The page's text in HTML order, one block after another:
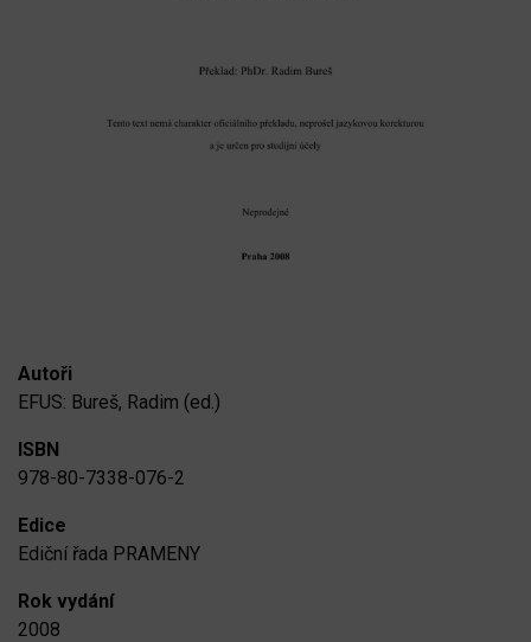
Autoři
EFUS: Bureš, Radim (ed.)
ISBN
978-80-7338-076-2
Edice
Ediční řada PRAMENY
Rok vydání
2008